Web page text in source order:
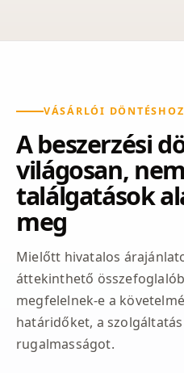
VÁSÁRLÓI
A beszerzési
világosan,
találgatások
meg
Mielőtt hivatalos
áttekinthető
megfelelnek-e a
határidőket, a
rugalmasságot.